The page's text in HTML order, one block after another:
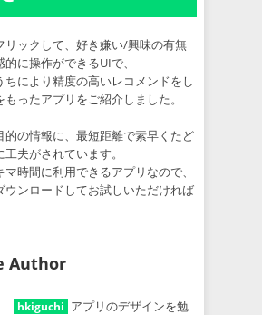
リックして、好き嫌い/興味の有無
に操作ができるUIで、
ちにより精度の高いレコメンドをし
ったアプリをご紹介しました。
的の情報に、最短距離で素早くたど
夫がされています。
時間に利用できるアプリなので、
ウンロードしてお試しいただければ
Author
hkiguchi アプリのデザインを勉